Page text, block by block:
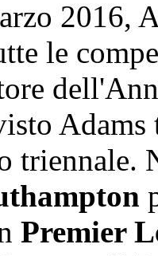
2016,
le
triennale.
Premier